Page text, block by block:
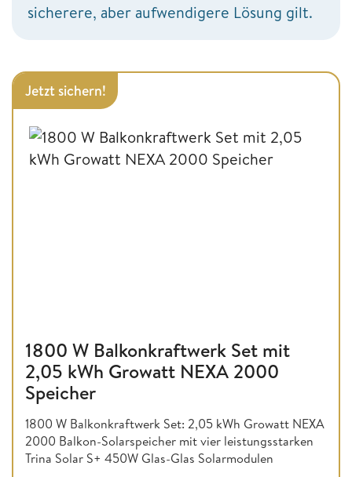
sicherere, aber aufwendigere Lösung gilt.
Jetzt sichern!
1800 W Balkonkraftwerk Set mit
2,05 kWh Growatt NEXA 2000
Speicher
1800 W Balkonkraftwerk Set: 2,05 kWh Growatt NEXA
2000 Balkon-Solarspeicher mit vier leistungsstarken
Trina Solar S+ 450W Glas-Glas Solarmodulen